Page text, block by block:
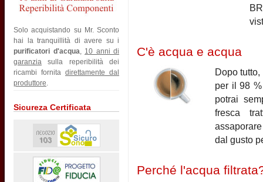
Solo acquistando su Mr. Sconto
hai la tranquillità di avere su i
purificatori d'acqua, 10 anni di
garanzia sulla reperibilità dei
ricambi fornita direttamente dal
produttore.
Sicureza Certificata
C'è acqua e acqua
Dopo
per il 98
potrai
fresca
dal gusto
Perché l'acqua